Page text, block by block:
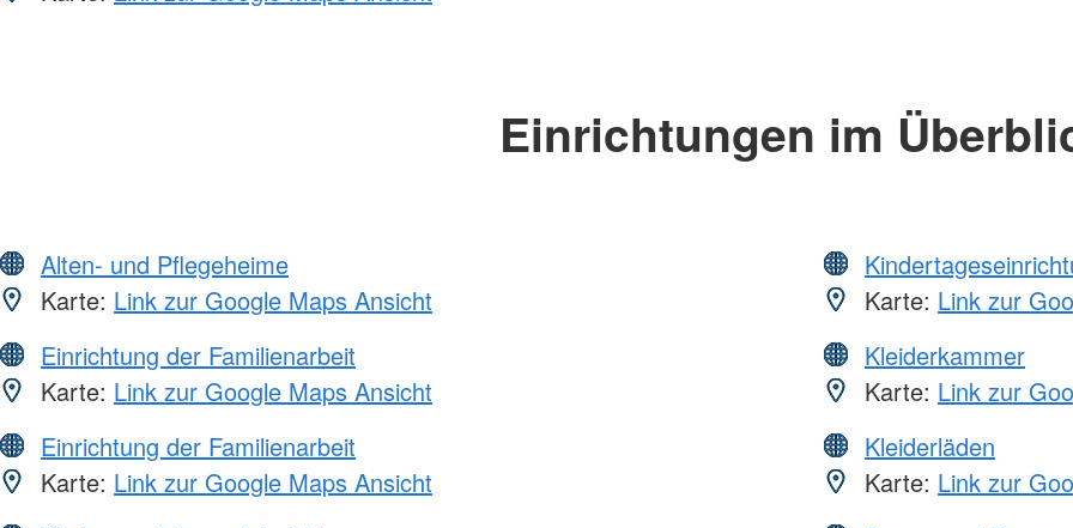
Einrichtungen im
Alten- und Pflegeheime
Karte: Link zur Google Maps Ansicht
Einrichtung der Familienarbeit
Karte: Link zur Google Maps Ansicht
Einrichtung der Familienarbeit
Karte: Link zur Google Maps Ansicht
Karte: Link zur
Kleiderkammer
Karte: Link zur
Kleiderläden
Karte: Link zur